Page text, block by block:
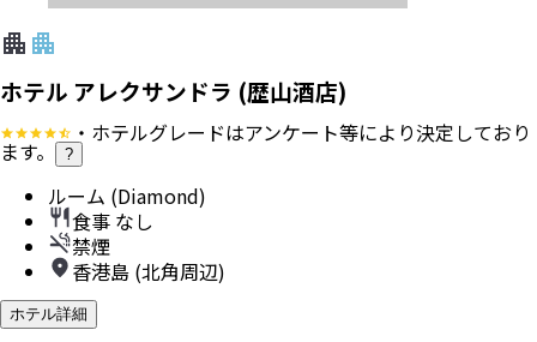
ホテル アレクサンドラ (歴山酒店)
・ホテルグレードはアンケート等により決定しており
ます。 ?
ルーム (Diamond)
食事 なし
禁煙
香港島 (北角周辺)
ホテル詳細